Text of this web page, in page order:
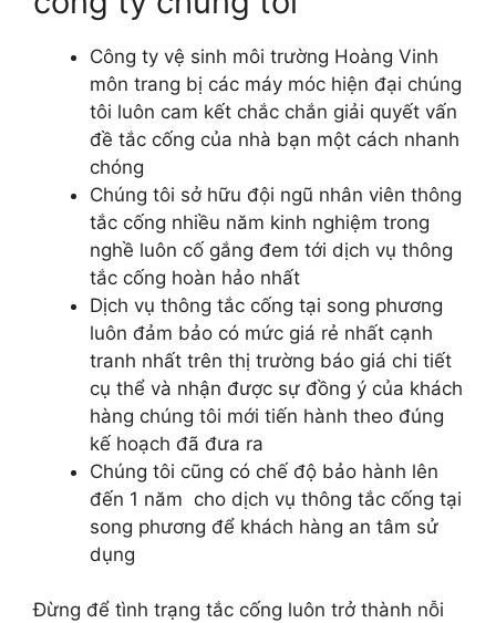
Công ty vệ sinh môi trường Hoàng Vinh
môn trang bị các máy móc hiện đại chúng
tôi luôn cam kết chắc chắn giải quyết vấn
đề tắc cống của nhà bạn một cách nhanh
chóng
Chúng tôi sở hữu đội ngũ nhân viên thông
tắc cống nhiều năm kinh nghiệm trong
nghề luôn cố gắng đem tới dịch vụ thông
tắc cống hoàn hảo nhất
Dịch vụ thông tắc cống tại song phương
luôn đảm bảo có mức giá rẻ nhất cạnh
tranh nhất trên thị trường báo giá chi tiết
cụ thể và nhận được sự đồng ý của khách
hàng chúng tôi mới tiến hành theo đúng
kế hoạch đã đưa ra
Chúng tôi cũng có chế độ bảo hành lên
đến 1 năm cho dịch vụ thông tắc cống tại
song phương để khách hàng an tâm sử
dụng
Đừng để tình trạng tắc cống luôn trở thành nỗi